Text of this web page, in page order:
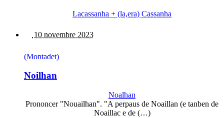
Lacassanha + (la,era) Cassanha
10 novembre 2023
(Montadet)
Noilhan
Noalhan
Prononcer "Nouailhan". "A perpaus de Noaillan (e tanben de
Noaillac e de (…)